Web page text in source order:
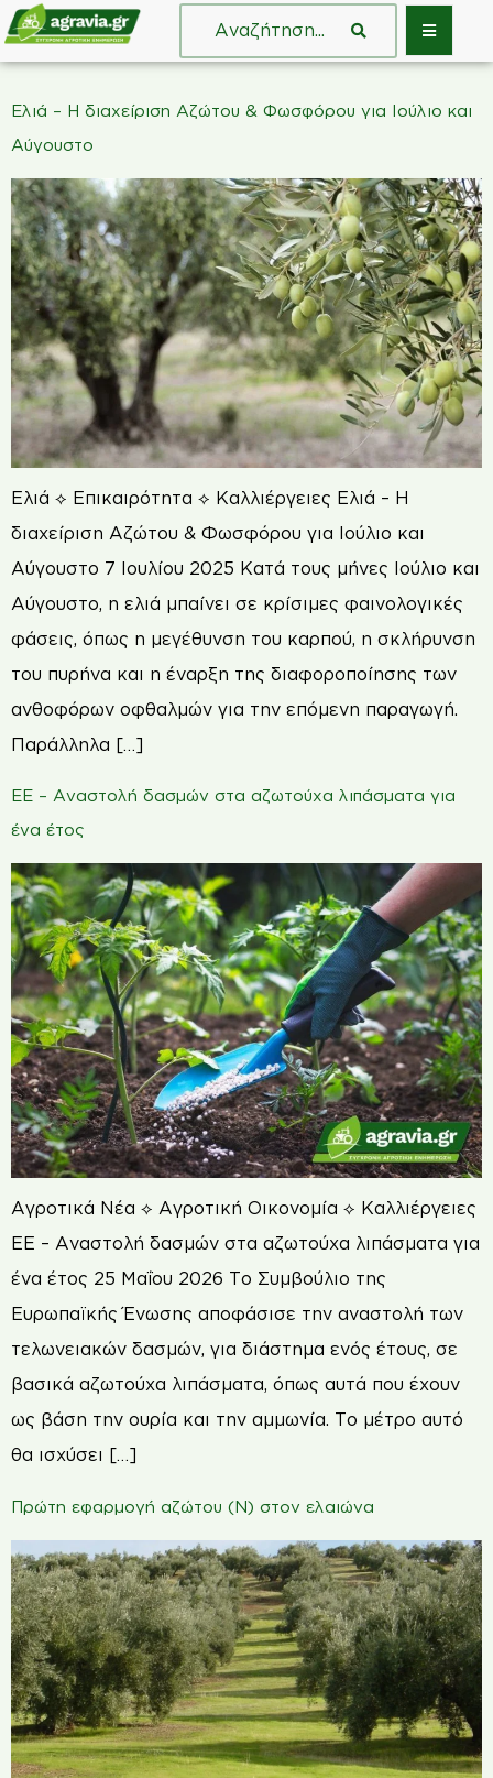
Ελιά – Η διαχείριση Αζώτου & Φωσφόρου για Ιούλιο και
Αύγουστο
Ελιά ⟡ Επικαιρότητα ⟡ Καλλιέργειες Ελιά – Η
διαχείριση Αζώτου & Φωσφόρου για Ιούλιο και
Αύγουστο 7 Ιουλίου 2025 Κατά τους μήνες Ιούλιο και
Αύγουστο, η ελιά μπαίνει σε κρίσιμες φαινολογικές
φάσεις, όπως η μεγέθυνση του καρπού, η σκλήρυνση
του πυρήνα και η έναρξη της διαφοροποίησης των
ανθοφόρων οφθαλμών για την επόμενη παραγωγή.
Παράλληλα […]
ΕΕ – Αναστολή δασμών στα αζωτούχα λιπάσματα για
ένα έτος
Αγροτικά Νέα ⟡ Αγροτική Οικονομία ⟡ Καλλιέργειες
ΕΕ – Αναστολή δασμών στα αζωτούχα λιπάσματα για
ένα έτος 25 Μαΐου 2026 Το Συμβούλιο της
Ευρωπαϊκής Ένωσης αποφάσισε την αναστολή των
τελωνειακών δασμών, για διάστημα ενός έτους, σε
βασικά αζωτούχα λιπάσματα, όπως αυτά που έχουν
ως βάση την ουρία και την αμμωνία. Το μέτρο αυτό
θα ισχύσει […]
Πρώτη εφαρμογή αζώτου (Ν) στον ελαιώνα